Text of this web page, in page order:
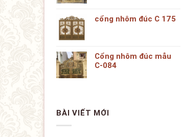
cổng nhôm đúc C 175
Cổng nhôm đúc mẫu
C-084
BÀI VIẾT MỚI